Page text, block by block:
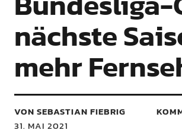
nächste
mehr
VON SEBASTIAN FIEBRIG
31. MAI 2021